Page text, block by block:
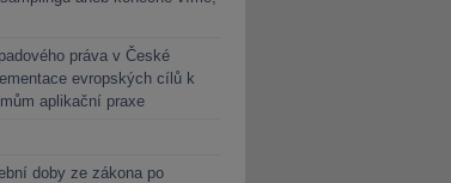
práva v České
evropských cílů k
aplikační praxe
doby ze zákona po